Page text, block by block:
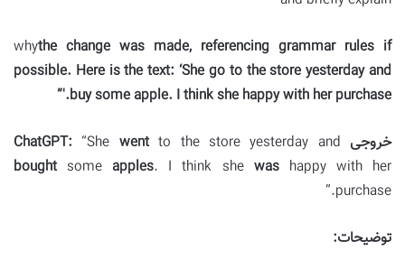
whythe change was made, referencing grammar rules if
possible. Here is the text: ‘She go to the store yesterday and
buy some apple. I think she happy with her purchase.'”
خروجی ChatGPT: “She wentto the store yesterday and
bought some apples. I think she washappy with her
purchase.”
توضیحات: